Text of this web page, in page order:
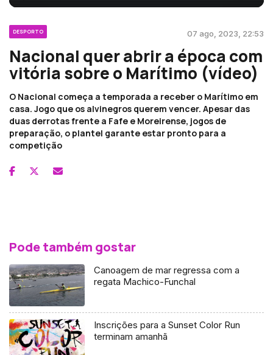
DESPORTO 07 ago, 2023, 22:53
Nacional quer abrir a época com
vitória sobre o Marítimo (vídeo)
O Nacional começa a temporada a receber o Marítimo em
casa. Jogo que os alvinegros querem vencer. Apesar das
duas derrotas frente a Fafe e Moreirense, jogos de
preparação, o plantel garante estar pronto para a
competição
Pode também gostar
Canoagem de mar regressa com a
regata Machico-Funchal
Inscrições para a Sunset Color Run
terminam amanhã